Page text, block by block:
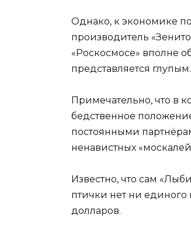
Однако, к экономике
производитель
«Роскосмосе» вполне
представляется глупым.
Примечательно, что в
бедственное
постоянными
ненавистных
Известно, что сам
птички нет ни единого
долларов.